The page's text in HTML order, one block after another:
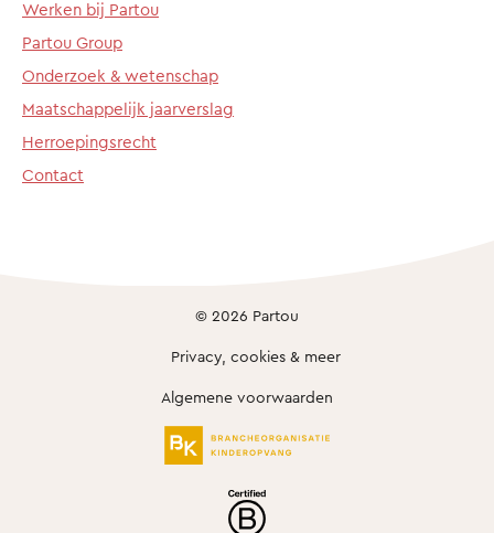
Werken bij Partou
Partou Group
Onderzoek & wetenschap
Maatschappelijk jaarverslag
Herroepingsrecht
Contact
© 2026 Partou
Privacy, cookies & meer
Algemene voorwaarden